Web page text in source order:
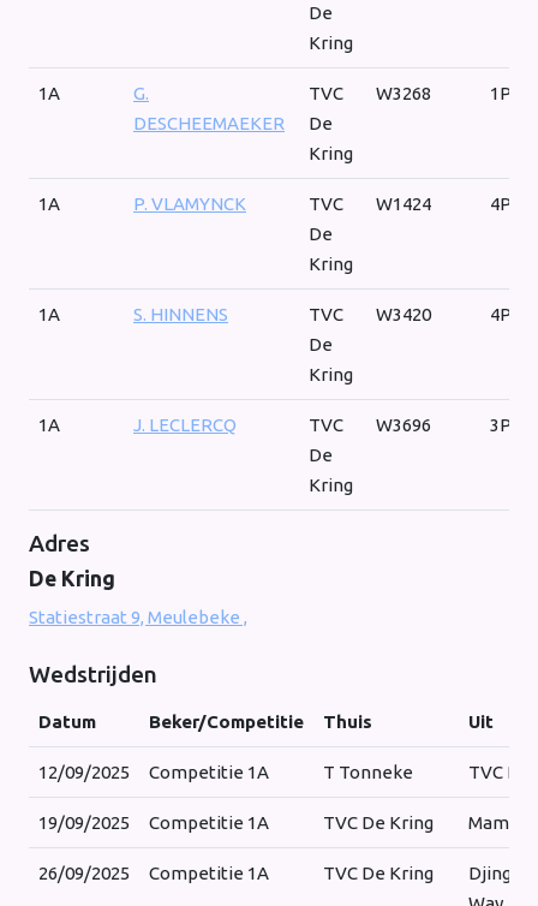
De
Kring
1A
G.
DESCHEEMAEKER
TVC
De
Kring
W3268 1P
1A P. VLAMYNCK
TVC
De
Kring
W1424 4P
1A S. HINNENS
TVC
De
Kring
W3420 4P
1A J. LECLERCQ
TVC
De
Kring
W3696 3P
Adres
De Kring
Statiestraat 9, Meulebeke ,
Wedstrijden
Datum Beker/Competitie Thuis Uit
12/09/2025 Competitie 1A T Tonneke TVC De
19/09/2025 Competitie 1A TVC De Kring
26/09/2025 Competitie 1A TVC De Kring
Djings